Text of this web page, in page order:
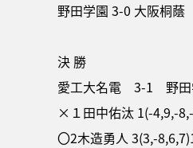
野田学園 3-0 大阪桐蔭
決 勝
愛工大名電 3-1 野田
×１田中佑汰 1(-4,9,-
〇2木造勇人 3(3,-